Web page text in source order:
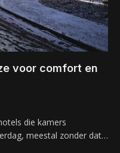
voor comfort en
die kamers
meestal zonder dat…